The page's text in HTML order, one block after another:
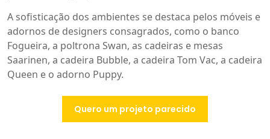
A sofisticação dos ambientes se destaca pelos móveis e
adornos de designers consagrados, como o banco
Fogueira, a poltrona Swan, as cadeiras e mesas
Saarinen, a cadeira Bubble, a cadeira Tom Vac, a cadeira
Queen e o adorno Puppy.
Quero um projeto parecido